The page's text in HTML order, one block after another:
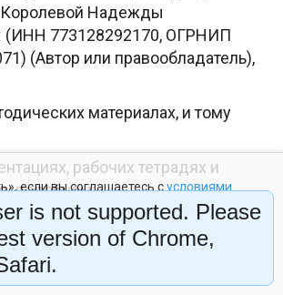
Надежды
(ИНН 773128292170, ОГРНИП
(Автор или правообладатель),
материалах, и тому
рабочих тетрадях и
подобном;
тренингов, вебинаров и
листах, алгоритмах и инструкциях
если вы соглашаетесь сусловиями
данных о поведении на сайте
, нужных
Запретить обработку cookie можете
is not supported. Please
version of Chrome,